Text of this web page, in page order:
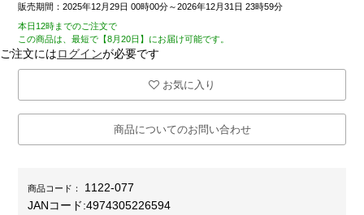
販売期間：2025年12月29日 00時00分～2026年12月31日 23時59分
本日12時までのご注文で
この商品は、最短で【8月20日】にお届け可能です。
ご注文にはログインが必要です
お気に入り
商品についてのお問い合わせ
商品コード：
1122-077
JANコード:4974305226594